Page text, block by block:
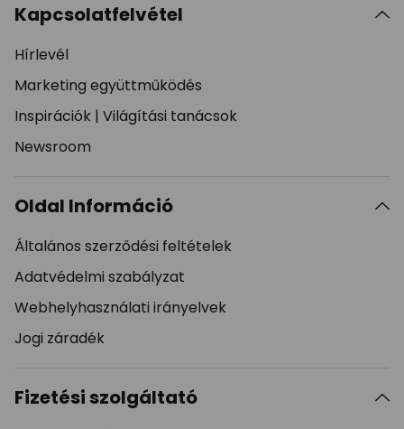
Kapcsolatfelvétel
Hírlevél
Marketing együttműködés
Inspirációk | Világítási tanácsok
Newsroom
Oldal Információ
Általános szerződési feltételek
Adatvédelmi szabályzat
Webhelyhasználati irányelvek
Jogi záradék
Fizetési szolgáltató